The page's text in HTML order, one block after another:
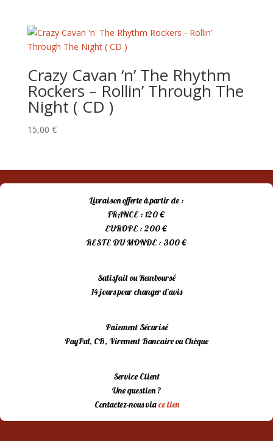
était :
15,00 €.
est :
10,00 €.
Crazy Cavan ‘n’ The Rhythm
Rockers – Rollin’ Through The
Night ( CD )
15,00 €
Livraison offerte à partir de :
FRANCE : 120 €
EUROPE : 200 €
RESTE DU MONDE : 300 €
Satisfait ou Remboursé
14 jours pour changer d’avis
Paiement Sécurisé
PayPal, CB, Virement Bancaire ou Chèque
Service Client
Une question ?
Contactez-nous viace lien